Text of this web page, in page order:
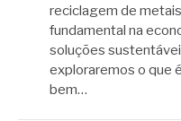
reciclagem de
fundamental na
soluções
exploraremos o que
bem…